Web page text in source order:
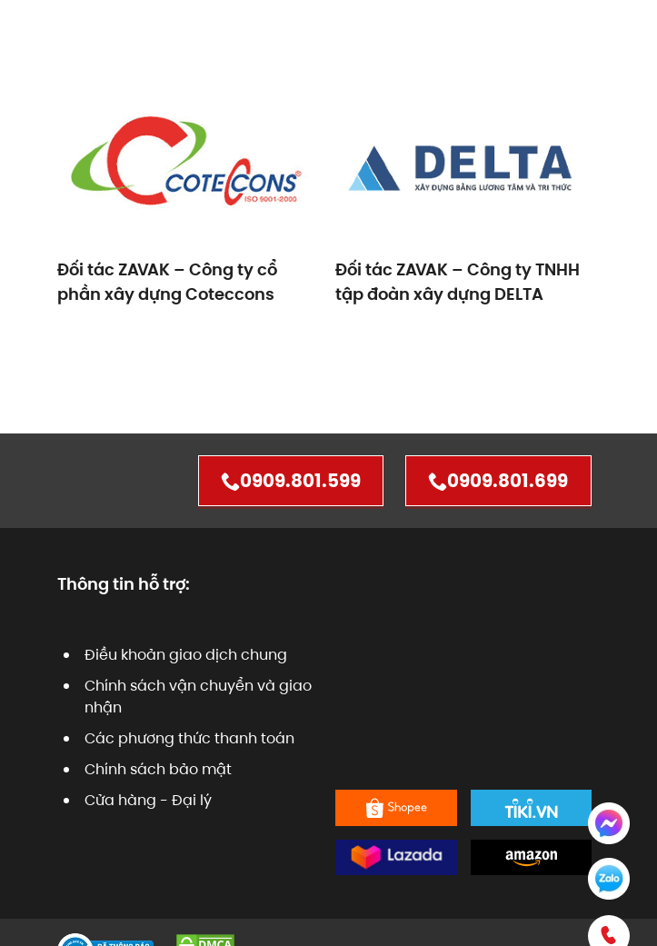
Đối tác ZAVAK – Công ty cổ
phần xây dựng Coteccons
Đối tác ZAVAK – Công ty TNHH
tập đoàn xây dựng DELTA
0909.801.599 0909.801.699
Thông tin hỗ trợ:
Điều khoản giao dịch chung
Chính sách vận chuyển và giao
nhận
Các phương thức thanh toán
Chính sách bảo mật
Cửa hàng - Đại lý